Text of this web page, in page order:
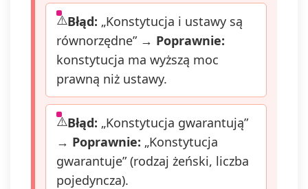
Błąd: „Konstytucja i ustawy są
równorzędne” → Poprawnie:
konstytucja ma wyższą moc
prawną niż ustawy.
Błąd: „Konstytucja gwarantują”
→ Poprawnie: „Konstytucja
gwarantuje” (rodzaj żeński, liczba
pojedyncza).